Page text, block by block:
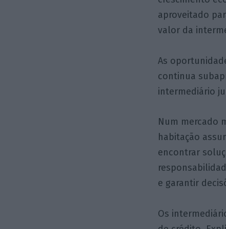
aproveitado
valor da
As
continua
intermediário
Num mercado
habitação
encontrar
e garantir
Os